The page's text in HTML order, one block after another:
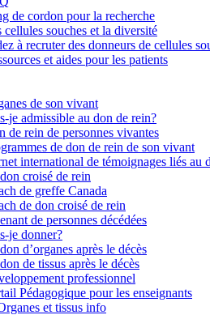
de cordon pour la recherche
cellules souches et la diversité
à recruter des donneurs de cellules
et aides pour les patients
de son vivant
je admissible au don de rein?
de rein de personnes vivantes
de don de rein de son vivant
international de témoignages liés au
croisé de rein
de greffe Canada
de don croisé de rein
de personnes décédées
je donner?
d’organes après le décès
de tissus après le décès
professionnel
Pédagogique pour les enseignants
et tissus info